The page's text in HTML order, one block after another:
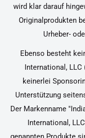
wird klar darauf
Originalprodukten
Urheber-
Ebenso besteht
International, LLC
keinerlei
Unterstützung
Der Markenname
International,